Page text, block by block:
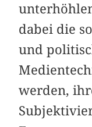
dabei die
und
werden,